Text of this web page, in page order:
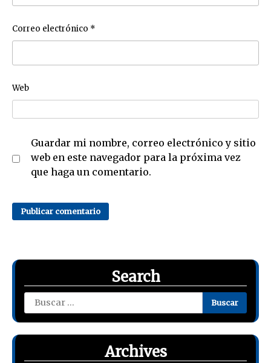
Correo electrónico *
Web
Guardar mi nombre, correo electrónico y sitio
web en este navegador para la próxima vez
que haga un comentario.
Search
Buscar:
Archives